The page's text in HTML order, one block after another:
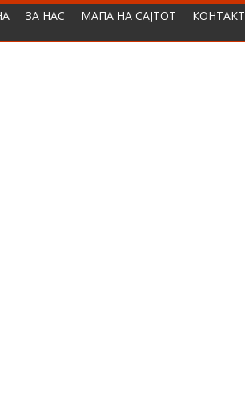
ЗА НАС МАПА НА САЈТОТ КОНТАКТ